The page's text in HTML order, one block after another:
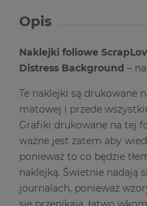
Opis
Naklejki foliowe
Distress Background –
Te naklejki są drukowane
matowej i przede
Grafiki drukowane na tej
ważne jest zatem aby
ponieważ to co będzie
naklejką. Świetnie nadają
journalach, ponieważ